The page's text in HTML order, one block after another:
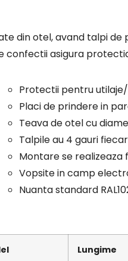
din otel, avand talpi
confectii asigura
Protectii pentru
Placi de prindere in
Teava de otel cu
Talpile au 4 gauri
Montare se realizeaza
Vopsite in camp
Nuanta standard
Lungime